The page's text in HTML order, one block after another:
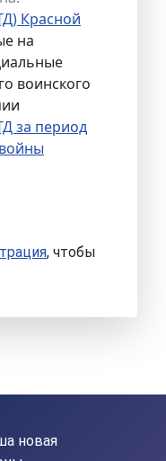
Красной
на
воинского
за период
, чтобы
новая